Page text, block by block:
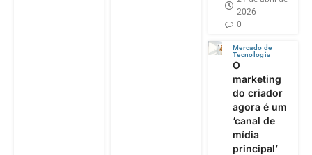
2026
0
Mercado de
Tecnologia
O
marketing
do criador
agora é um
‘canal de
mídia
principal’